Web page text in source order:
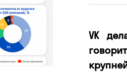
VK